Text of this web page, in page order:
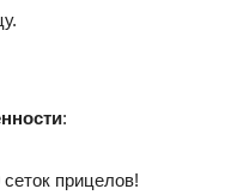
:
сеток прицелов!